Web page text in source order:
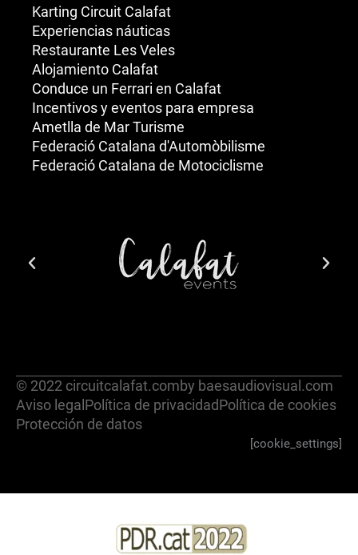
Karting Circuit Calafat
Experiencias náuticas
Restaurante Les Veles
Alojamiento Calafat
Conduce un Ferrari en Calafat
Incentivos y eventos para empresa
Ametlla de Mar Turisme
Federació Catalana d'Automòbilisme
Federació Catalana de Motociclisme
© 2022 circuitcalafat.comby baesaudiovisual.com
Aviso legal Política de privacidadPolítica de cookies
Protección de datos
[cookie_settings]